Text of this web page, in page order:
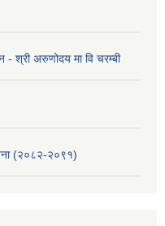
- श्री अरुणोदय मा वि चरम्बी
(२०८२-२०९१)